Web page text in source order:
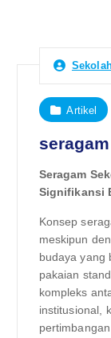
Artikel
Seragam
Signifikansi
Konsep
meskipun
budaya yang
pakaian
kompleks
institusional,